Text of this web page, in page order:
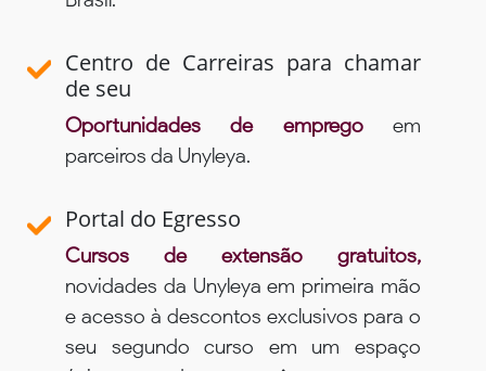
Centro de Carreiras para chamar
de seu
Oportunidades de empregoem
parceiros da Unyleya.
Portal do Egresso
Cursos de extensão gratuitos,
novidades da Unyleya em primeira mão
e acesso à descontos exclusivos para o
seu segundo curso em um espaço